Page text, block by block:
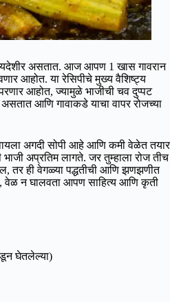
असतात. आज आपण 1 खास गावरान
आहोत. या रेसिपीचे मुख्य वैशिष्ट्य
आहोत, ज्यामुळे भाजीची चव दुप्पट
आणि गावाकडे याचा वापर रोजच्या
अगदी सोपी आहे आणि कमी वेळेत तयार
भाजी अप्रतिम लागते. जर तुम्हाला रोज तीच
ही वेगळ्या पद्धतीची आणि झणझणीत
वेळ न घालवता आपण साहित्य आणि कृती
घेतलेल्या)